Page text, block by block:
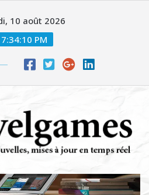
10 août 2026
7:34:12 PM